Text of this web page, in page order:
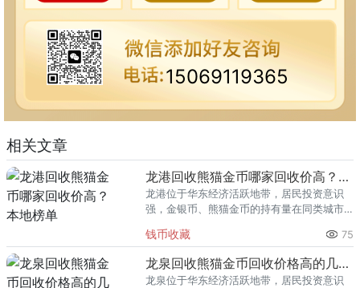
15069119365
相关文章
龙港回收熊猫金币哪家回收价高？本地榜单
龙港位于华东经济活跃地带，居民投资意识
强，金银币、熊猫金币的持有量在同类城市
熊猫金币的需求就明显升温，但鱼龙混杂的
回收渠道里，能精准识别版别溢
钱币收藏 75
龙泉回收熊猫金币回收价格高的几家推荐
龙泉位于华东经济活跃地带，居民投资意识